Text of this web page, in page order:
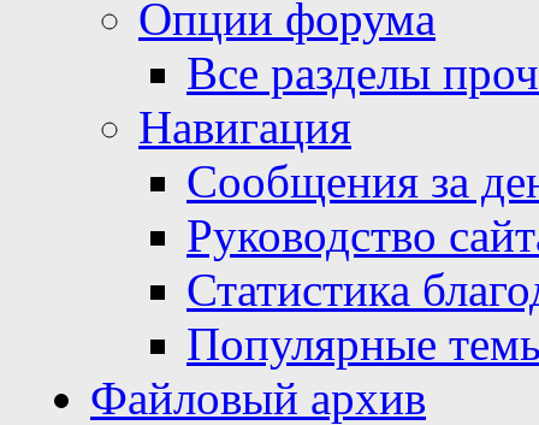
Опции форума
Все разделы
Навигация
Сообщения за
Руководство
Статистика
Популярные
Файловый архив